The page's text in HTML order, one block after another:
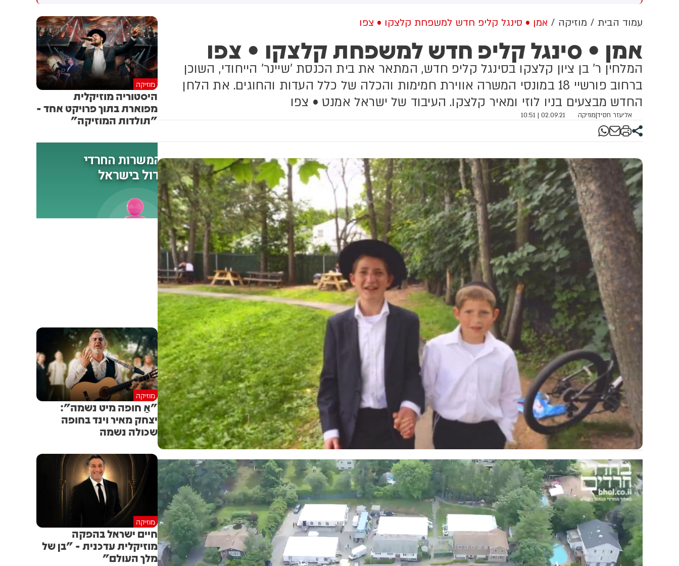
העליון פסל צו קודם של הנתמכים על ידי איראן
עמוד הבית מוזיקה אמן • סינגל קליפ חדש למשפחת קלצקו • צפו
אמן • סינגל קליפ חדש למשפחת קלצקו • צפו
המלחין ר' בן ציון קלצקו בסינגל קליפ חדש, המתאר את בית הכנסת 'שיינר' הייחודי, השוכן
ברחוב פורשיי 18 במונסי המשרה אווירת חמימות והכלה של כלל העדות והחוגים. את הלחן
החדש מבצעים בניו לוזי ומאיר קלצקו. העיבוד של ישראל אמנט • צפו
אליעזר חסיד|מוזיקה 02.09.21 | 10:51
מוזיקה
היסטוריה מוזיקלית
מפוארת בתוך פרויקט אחד -
"תולדות המוזיקה"
מוזיקה
"אַ חופה מיט נשמה":
יצחק מאיר וינד בחופה
שכולה נשמה
מוזיקה
חיים ישראל בהפקה
מוזיקלית עדכנית - "בן של
מלך העולם"